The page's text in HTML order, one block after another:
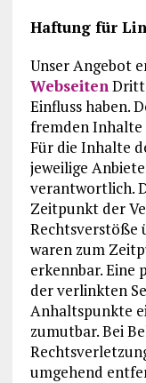
Haftung für
Unser Angebot
Webseiten
Einfluss haben.
fremden Inhalte
Für die Inhalte
jeweilige
verantwortlich.
Zeitpunkt der
Rechtsverstöße
waren zum
erkennbar.
der verlinkten
Anhaltspunkte
zumutbar. Bei
umgehend